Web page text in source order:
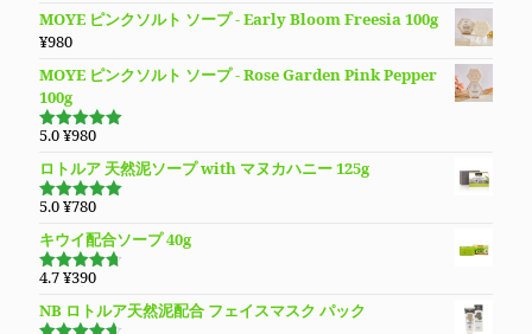
た。
す。
¥3,980
し
は
で
価
MOYE ピンクソルト ソープ - Early Bloom Freesia 100g
¥980
MOYE ピンクソルト ソープ - Rose Garden Pink Pepper
100g
5段階で
5.0¥980
ロトルア 天然泥ソープ with マヌカハニー 125g
5段階で
5.0¥780
キウイ配合ソープ 40g
5段階で
価
4.7¥390
NB ロトルア天然泥配合 フェイスマスク パック